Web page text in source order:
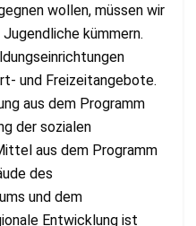
wollen, müssen wir
kümmern.
und Freizeitangebote.
aus dem Programm
der sozialen
aus dem Programm
des
und dem
Entwicklung ist